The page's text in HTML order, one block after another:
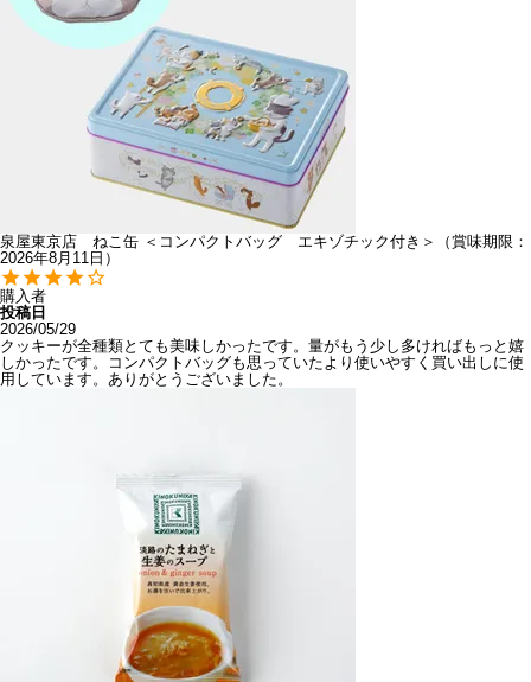
泉屋東京店 ねこ缶 ＜コンパクトバッグ エキゾチック付き＞（賞味期限：
2026年8月11日）
購入者
投稿日
2026/05/29
クッキーが全種類とても美味しかったです。量がもう少し多ければもっと嬉
しかったです。コンパクトバッグも思っていたより使いやすく買い出しに使
用しています。ありがとうございました。